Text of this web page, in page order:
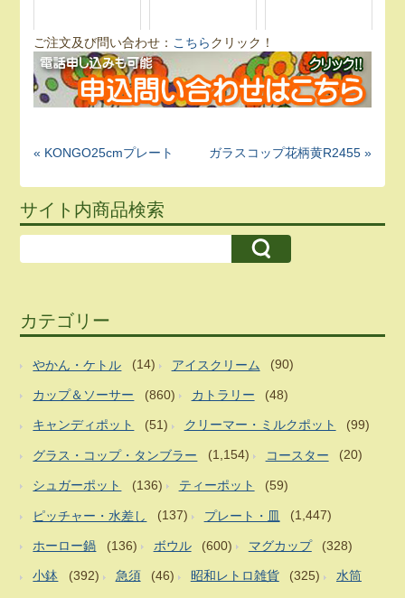
ご注文及び問い合わせ： こちらクリック！
« KONGO25cmプレート ガラスコップ花柄黄R2455 »
サイト内商品検索
カテゴリー
やかん・ケトル (14) アイスクリーム (90)
カップ＆ソーサー (860) カトラリー (48)
キャンディポット (51) クリーマー・ミルクポット (99)
グラス・コップ・タンブラー (1,154) コースター (20)
シュガーポット (136) ティーポット (59)
ピッチャー・水差し (137) プレート・皿 (1,447)
ホーロー鍋 (136) ボウル (600) マグカップ (328)
小鉢 (392) 急須 (46) 昭和レトロ雑貨 (325) 水筒